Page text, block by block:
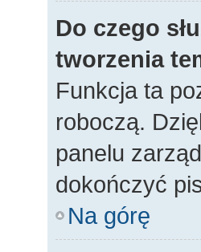
Do czego
tworzenia
Funkcja ta
roboczą.
panelu
dokończyć
Na górę